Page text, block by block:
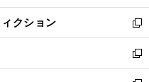
開
く
ウ
で
開
く
ン
ド
ウ
で
開
ウ
ィ
ン
ド
ウ
クション
新
し
い
ウ
新
し